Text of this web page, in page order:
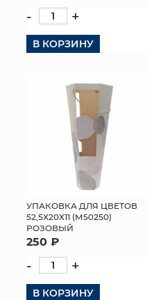
- +
В КОРЗИНУ
УПАКОВКА ДЛЯ ЦВЕТОВ
52,5Х20Х11 (М50250)
РОЗОВЫЙ
250 ₽
- +
В КОРЗИНУ